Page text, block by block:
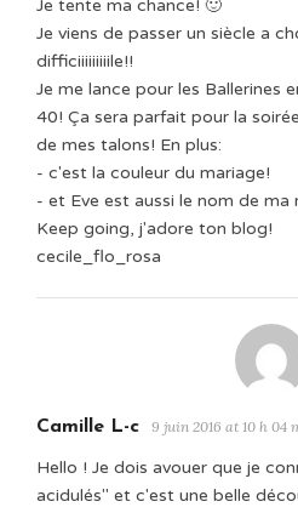
Je tente ma chance! 🙂
Je viens de passer un siècle a
difficiiiiiiiiile!!
Je me lance pour les Ballerines
40! Ça sera parfait pour la
de mes talons! En plus:
- c'est la couleur du mariage!
- et Eve est aussi le nom de ma
Keep going, j'adore ton blog!
cecile_flo_rosa
Camille L-c 9 juin 2016 at 10 h 04
Hello ! Je dois avouer que je
acidulés" et c'est une belle